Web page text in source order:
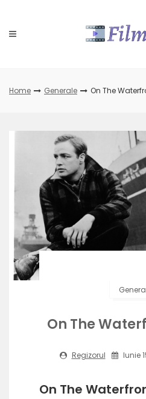
content
Home Generale On The
On The
Regizorul Iunie
On The